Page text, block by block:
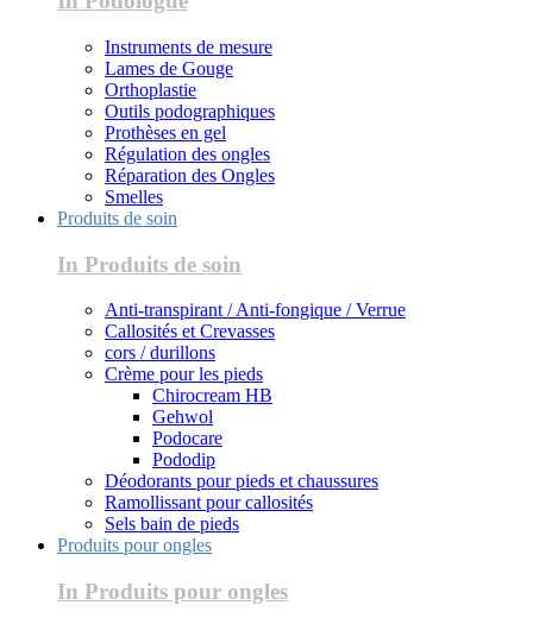
Instruments de mesure
Lames de Gouge
Orthoplastie
Outils podographiques
Prothèses en gel
Régulation des ongles
Réparation des Ongles
Smelles
Produits de soin
In Produits de soin
Anti-transpirant / Anti-fongique / Verrue
Callosités et Crevasses
cors / durillons
Crème pour les pieds
Chirocream HB
Gehwol
Podocare
Pododip
Déodorants pour pieds et chaussures
Ramollissant pour callosités
Sels bain de pieds
Produits pour ongles
In Produits pour ongles